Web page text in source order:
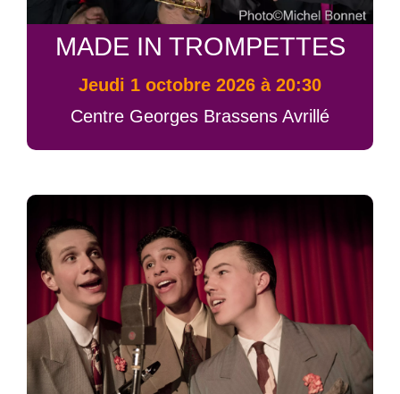
MADE IN TROMPETTES
jeudi 1 octobre 2026 à 20:30
Centre Georges Brassens Avrillé